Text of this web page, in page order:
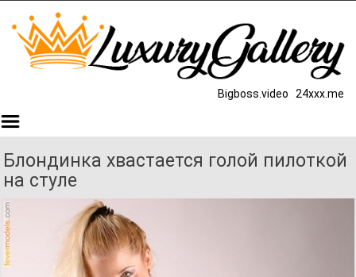
Bigboss.video 24xxx.me
Блондинка хвастается голой пилоткой
на стуле